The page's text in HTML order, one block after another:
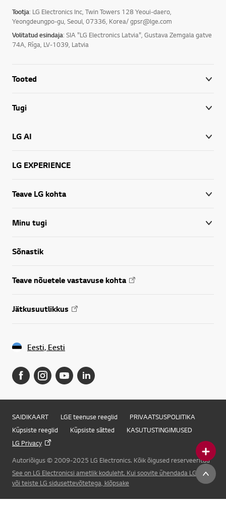
Online Chat
Tootja: LG Electronics Inc, Twin Towers 128 Yeoui-daero,
Yeongdeungpo-gu, Seoul, 07336, Korea/ gpsr@lge.com
Volitatud esindaja: SIA "LG Electronics Latvia", Gustava Zemgala gatve
74A, Rīga, LV-1039, Latvia
Tooted
Tugi
LG AI
LG EXPERIENCE
Teave LG kohta
Minu tugi
Sõnastik
Teave nõuetele vastavuse kohta
Jätkusuutlikkus
Eesti, Eesti
SAIDIKAART LGE teenuse reeglid
PRIVAATSUSPOLIITIKA
Küpsiste reeglid
Küpsiste sätted
KASUTUSTINGIMUSED
LG Privacy
Autoriõigus © 2009-2025 LG Electronics. Kõik õigused reserveeritud
See on LG Electronicsi ametlik koduleht. Kui soovite ühendada LG Corp.
või teiste LG sidusettevõtetega, klõpsake